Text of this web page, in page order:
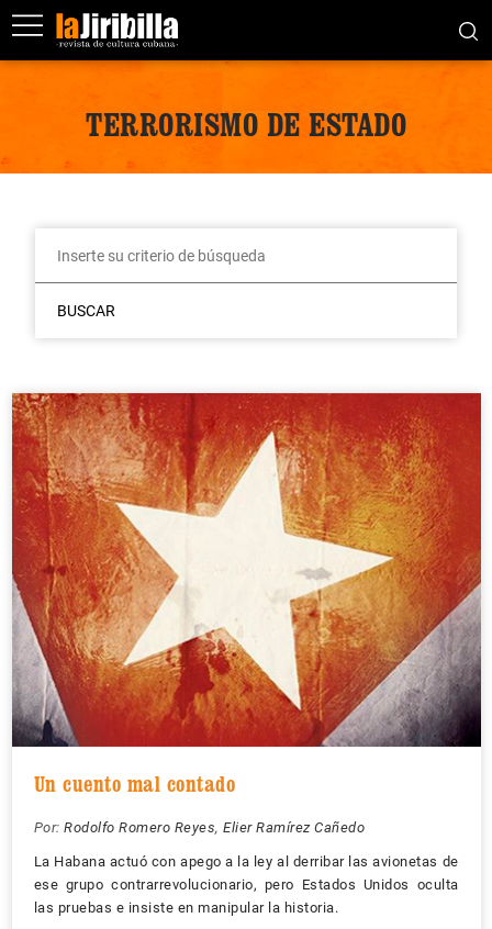
TERRORISMO DE ESTADO
BUSCAR
Un cuento mal contado
Por: Rodolfo Romero Reyes, Elier Ramírez Cañedo
La Habana actuó con apego a la ley al derribar las avionetas de
ese grupo contrarrevolucionario, pero Estados Unidos oculta
las pruebas e insiste en manipular la historia.